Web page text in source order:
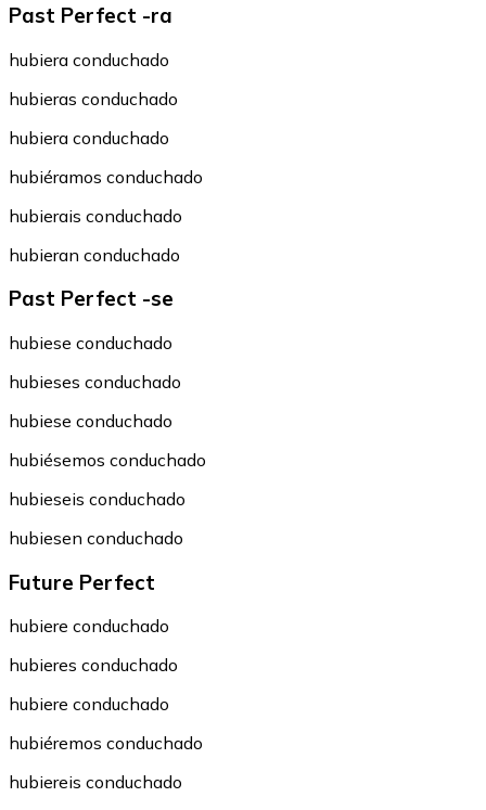
Past Perfect -ra
hubiera conduchado
hubieras conduchado
hubiera conduchado
hubiéramos conduchado
hubierais conduchado
hubieran conduchado
Past Perfect -se
hubiese conduchado
hubieses conduchado
hubiese conduchado
hubiésemos conduchado
hubieseis conduchado
hubiesen conduchado
Future Perfect
hubiere conduchado
hubieres conduchado
hubiere conduchado
hubiéremos conduchado
hubiereis conduchado